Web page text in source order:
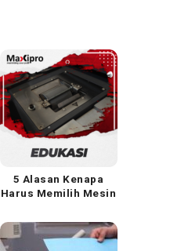
5 Alasan Kenapa
Harus Memilih Mesin
Telson M40 ST